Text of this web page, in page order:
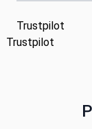
Trustpilot
Trustpilot